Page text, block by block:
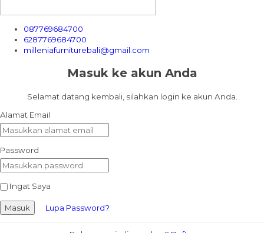
087769684700
6287769684700
milleniafurniturebali@gmail.com
Masuk ke akun Anda
Selamat datang kembali, silahkan login ke akun Anda.
Alamat Email
Password
Ingat Saya
Masuk Lupa Password?